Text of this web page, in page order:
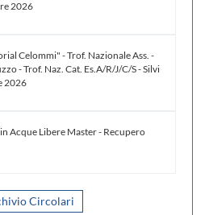
2026
Celommi" - Trof. Nazionale Ass. -
- Trof. Naz. Cat. Es.A/R/J/C/S - Silvi
2026
Acque Libere Master - Recupero
Circolari
Nazionale - Provvedimenti
n.4 del 20.07.2026
Giustizia